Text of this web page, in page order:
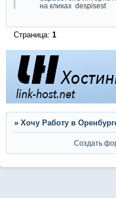
на кликах despisest
Страница: 1
» Хочу Работу в
Создать